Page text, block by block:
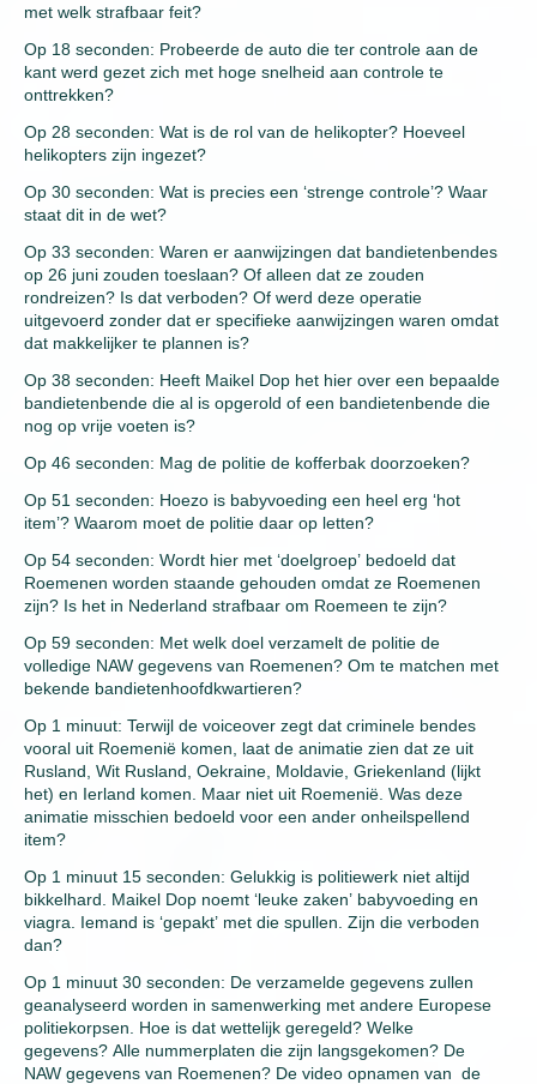
met welk strafbaar feit?
Op 18 seconden: Probeerde de auto die ter controle aan de
kant werd gezet zich met hoge snelheid aan controle te
onttrekken?
Op 28 seconden: Wat is de rol van de helikopter? Hoeveel
helikopters zijn ingezet?
Op 30 seconden: Wat is precies een ‘strenge controle’? Waar
staat dit in de wet?
Op 33 seconden: Waren er aanwijzingen dat bandietenbendes
op 26 juni zouden toeslaan? Of alleen dat ze zouden
rondreizen? Is dat verboden? Of werd deze operatie
uitgevoerd zonder dat er specifieke aanwijzingen waren omdat
dat makkelijker te plannen is?
Op 38 seconden: Heeft Maikel Dop het hier over een bepaalde
bandietenbende die al is opgerold of een bandietenbende die
nog op vrije voeten is?
Op 46 seconden: Mag de politie de kofferbak doorzoeken?
Op 51 seconden: Hoezo is babyvoeding een heel erg ‘hot
item’? Waarom moet de politie daar op letten?
Op 54 seconden: Wordt hier met ‘doelgroep’ bedoeld dat
Roemenen worden staande gehouden omdat ze Roemenen
zijn? Is het in Nederland strafbaar om Roemeen te zijn?
Op 59 seconden: Met welk doel verzamelt de politie de
volledige NAW gegevens van Roemenen? Om te matchen met
bekende bandietenhoofdkwartieren?
Op 1 minuut: Terwijl de voiceover zegt dat criminele bendes
vooral uit Roemenië komen, laat de animatie zien dat ze uit
Rusland, Wit Rusland, Oekraine, Moldavie, Griekenland (lijkt
het) en Ierland komen. Maar niet uit Roemenië. Was deze
animatie misschien bedoeld voor een ander onheilspellend
item?
Op 1 minuut 15 seconden: Gelukkig is politiewerk niet altijd
bikkelhard. Maikel Dop noemt ‘leuke zaken’ babyvoeding en
viagra. Iemand is ‘gepakt’ met die spullen. Zijn die verboden
dan?
Op 1 minuut 30 seconden: De verzamelde gegevens zullen
geanalyseerd worden in samenwerking met andere Europese
politiekorpsen. Hoe is dat wettelijk geregeld? Welke
gegevens? Alle nummerplaten die zijn langsgekomen? De
NAW gegevens van Roemenen? De video opnamen van de